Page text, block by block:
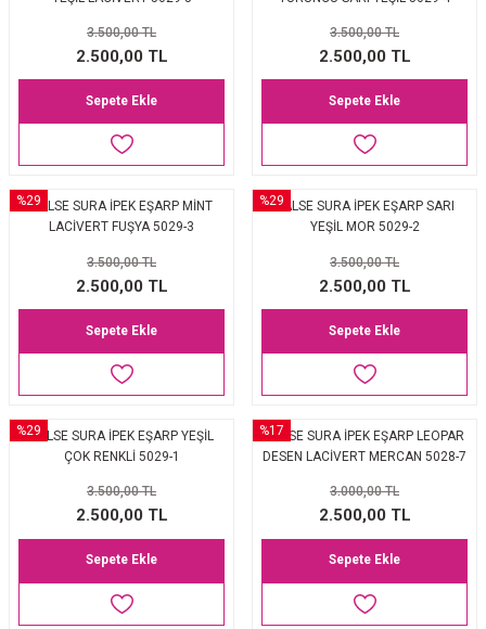
EŞARP 2025-2026 SONBAHAR KIŞ
JAKAR ŞAL
3.500,00 TL
2.500,00 TL
Sepete Ekle
3.500,00 TL
2.500,00 TL
Sepete Ekle
%29BALSE SURA İPEK EŞARP MİNT
LACİVERT FUŞYA 5029-3
3.500,00 TL
2.500,00 TL
Sepete Ekle
%29BALSE SURA İPEK EŞARP SARI
YEŞİL MOR 5029-2
3.500,00 TL
2.500,00 TL
Sepete Ekle
%29BALSE SURA İPEK EŞARP YEŞİL
ÇOK RENKLİ 5029-1
3.500,00 TL
2.500,00 TL
Sepete Ekle
%17
BALSE SURA İPEK EŞARP LEOPAR
DESEN LACİVERT MERCAN 5028-7
3.000,00 TL
2.500,00 TL
Sepete Ekle